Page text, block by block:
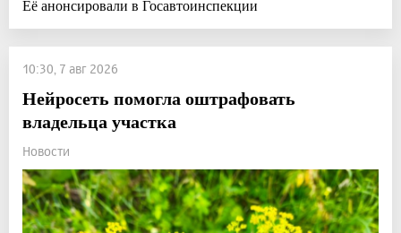
Её анонсировали в Госавтоинспекции
10:30, 7 авг 2026
Нейросеть помогла оштрафовать
владельца участка
Новости